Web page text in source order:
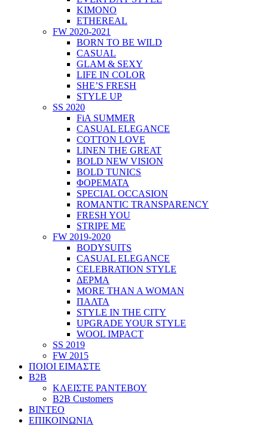
KIMONO
ETHEREAL
FW 2020-2021
BORN TO BE WILD
CASUAL
GLAM & SEXY
LIFE IN COLOR
SHE’S FRESH
STYLE UP
SS 2020
FiA SUMMER
CASUAL ELEGANCE
COTTON LOVE
LINEN THE GREAT
BOLD NEW VISION
BOLD TUNICS
ΦΟΡΕΜΑΤΑ
SPECIAL OCCASION
ROMANTIC TRANSPARENCY
FRESH YOU
STRIPE ME
FW 2019-2020
BODYSUITS
CASUAL ELEGANCE
CELEBRATION STYLE
ΔΕΡΜΑ
MORE THAN A WOMAN
ΠΑΛΤΑ
STYLE IN THE CITY
UPGRADE YOUR STYLE
WOOL IMPACT
SS 2019
FW 2015
ΠΟΙΟΙ ΕΙΜΑΣΤΕ
B2B
ΚΛΕΙΣΤΕ ΡΑΝΤΕΒΟΥ
B2B Customers
ΒΙΝΤΕΟ
ΕΠΙΚΟΙΝΩΝΙΑ